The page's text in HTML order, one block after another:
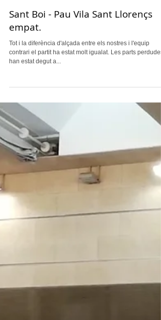
Sant Boi - Pau Vila Sant Llorençs
empat.
Tot i la diferència d'alçada entre els nostres i l'equip